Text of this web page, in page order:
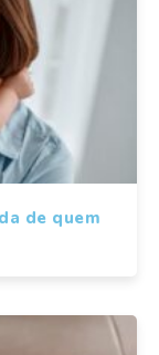
de quem